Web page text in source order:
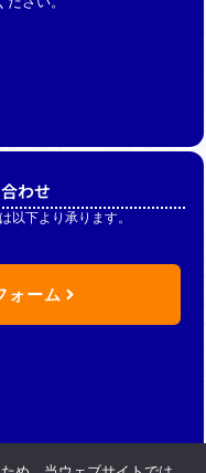
わせ
以下より承ります。
ォーム